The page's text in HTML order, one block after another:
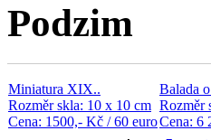
Podzim
Miniatura XIX..
Rozměr skla: 10 x 10 cm
Cena: 1500,- Kč / 60 euro
Balada
Rozměr
Cena: 6